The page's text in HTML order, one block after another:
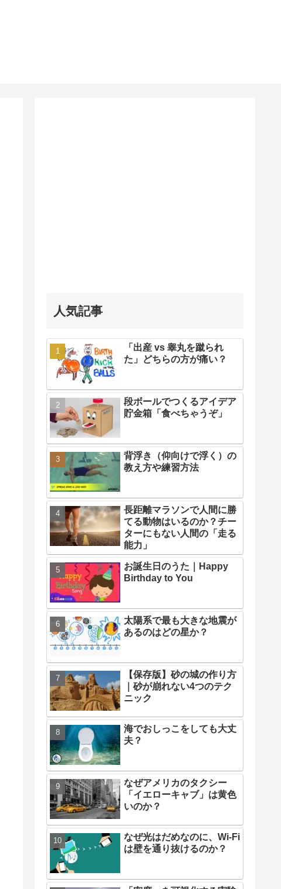
人気記事
「出産 vs 睾丸を蹴られ
た」どちらの方が痛い？
段ボールでつくるアイデア
貯金箱「食べちゃうぞ」
背浮き（仰向けで浮く）の
教え方や練習方法
長距離マラソンで人間に勝
てる動物はいるのか？チー
ターにもない人間の「走る
能力」
お誕生日のうた｜Happy
Birthday to You
太陽系で最も大きな地震が
あるのはどの星か？
【保存版】砂の城の作り方
｜砂が崩れない4つのテク
ニック
海でおしっこをしても大丈
夫？
なぜアメリカのタクシー
「イエローキャブ」は黄色
いのか？
なぜ光はだめなのに、Wi-Fi
は壁を通り抜けるのか？